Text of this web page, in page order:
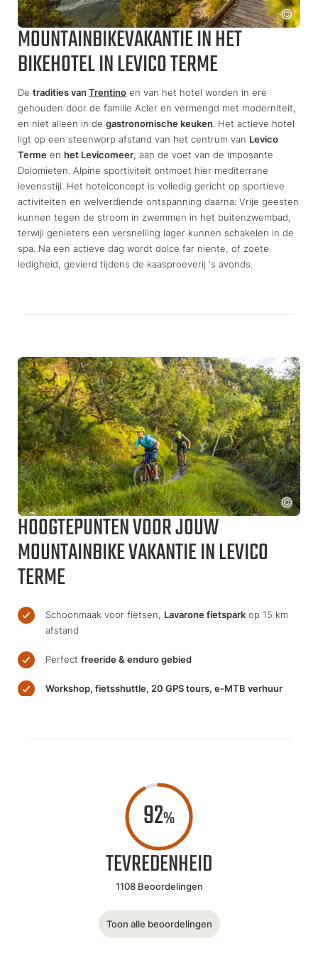
MOUNTAINBIKEVAKANTIE IN HET
BIKEHOTEL IN LEVICO TERME
De tradities van Trentino en van het hotel worden in ere
gehouden door de familie Acler en vermengd met moderniteit,
en niet alleen in de gastronomische keuken. Het actieve hotel
ligt op een steenworp afstand van het centrum van Levico
Terme en het Levicomeer, aan de voet van de imposante
Dolomieten. Alpine sportiviteit ontmoet hier mediterrane
levensstijl. Het hotelconcept is volledig gericht op sportieve
activiteiten en welverdiende ontspanning daarna: Vrije geesten
kunnen tegen de stroom in zwemmen in het buitenzwembad,
terwijl genieters een versnelling lager kunnen schakelen in de
spa. Na een actieve dag wordt dolce far niente, of zoete
ledigheid, gevierd tijdens de kaasproeverij 's avonds.
HOOGTEPUNTEN VOOR JOUW
MOUNTAINBIKE VAKANTIE IN LEVICO
TERME
Schoonmaak voor fietsen, Lavarone fietspark op 15 km
afstand
Perfect freeride & enduro gebied
Workshop, fietsshuttle, 20 GPS tours, e-MTB verhuur
92%
TEVREDENHEID
1108 Beoordelingen
Toon alle beoordelingen